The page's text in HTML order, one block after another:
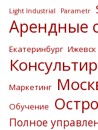
Light Industrial Parametr
Арендные
Екатеринбург Ижевск
Маркетинг
Обучение
Полное